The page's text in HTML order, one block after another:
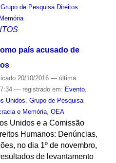
Grupo de Pesquisa Direitos
país acusado de
20/10/2016 — última
— registrado em: Evento,
Unidos, Grupo de Pesquisa
e Memória, OEA
Unidos e a Comissão
Humanos: Denúncias,
no dia 1º de novembro,
de levantamento